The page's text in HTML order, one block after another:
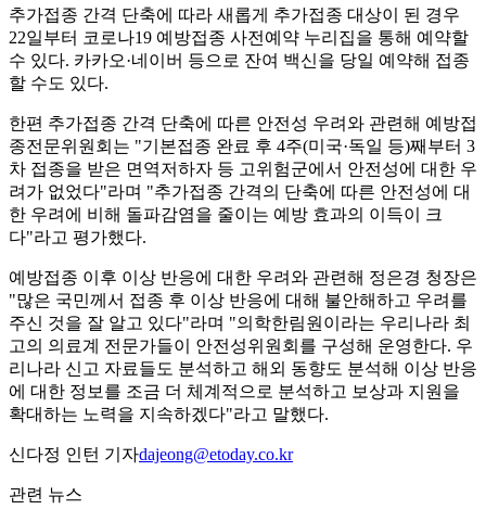
추가접종 간격 단축에 따라 새롭게 추가접종 대상이 된 경우
22일부터 코로나19 예방접종 사전예약 누리집을 통해 예약할
수 있다. 카카오·네이버 등으로 잔여 백신을 당일 예약해 접종
할 수도 있다.
한편 추가접종 간격 단축에 따른 안전성 우려와 관련해 예방접
종전문위원회는 "기본접종 완료 후 4주(미국·독일 등)째부터 3
차 접종을 받은 면역저하자 등 고위험군에서 안전성에 대한 우
려가 없었다"라며 "추가접종 간격의 단축에 따른 안전성에 대
한 우려에 비해 돌파감염을 줄이는 예방 효과의 이득이 크
다"라고 평가했다.
예방접종 이후 이상 반응에 대한 우려와 관련해 정은경 청장은
"많은 국민께서 접종 후 이상 반응에 대해 불안해하고 우려를
주신 것을 잘 알고 있다"라며 "의학한림원이라는 우리나라 최
고의 의료계 전문가들이 안전성위원회를 구성해 운영한다. 우
리나라 신고 자료들도 분석하고 해외 동향도 분석해 이상 반응
에 대한 정보를 조금 더 체계적으로 분석하고 보상과 지원을
확대하는 노력을 지속하겠다"라고 말했다.
신다정 인턴 기자dajeong@etoday.co.kr
관련 뉴스